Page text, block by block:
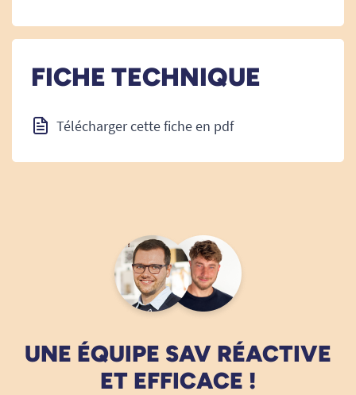
FICHE TECHNIQUE
Télécharger cette fiche en pdf
UNE ÉQUIPE SAV RÉACTIVE
ET EFFICACE !